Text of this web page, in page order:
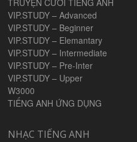
TRUYỆN CƯỜI TIẾNG ANH
VIP.STUDY – Advanced
VIP.STUDY – Beginner
VIP.STUDY – Elemantary
VIP.STUDY – Intermediate
VIP.STUDY – Pre-Inter
VIP.STUDY – Upper
W3000
TIẾNG ANH ỨNG DỤNG
NHẠC TIẾNG ANH